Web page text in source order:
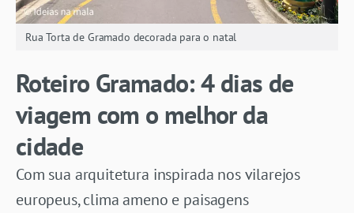
Rua Torta de Gramado decorada para o natal
Roteiro Gramado: 4 dias de
viagem com o melhor da
cidade
Com sua arquitetura inspirada nos vilarejos
europeus, clima ameno e paisagens